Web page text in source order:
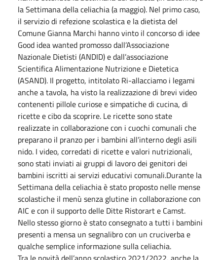
la Settimana della celiachia (a maggio). Nel primo caso,
il servizio di refezione scolastica e la dietista del
Comune Gianna Marchi hanno vinto il concorso di idee
Good idea wanted promosso dall’Associazione
Nazionale Dietisti (ANDID) e dall’associazione
Scientifica Alimentazione Nutrizione e Dietetica
(ASAND). Il progetto, intitolato Ri-allacciamo i legami
anche a tavola, ha visto la realizzazione di brevi video
contenenti pillole curiose e simpatiche di cucina, di
ricette e cibo da scoprire. Le ricette sono state
realizzate in collaborazione con i cuochi comunali che
preparano il pranzo per i bambini all’interno degli asili
nido. I video, corredati di ricette e valori nutrizionali,
sono stati inviati ai gruppi di lavoro dei genitori dei
bambini iscritti ai servizi educativi comunali.Durante la
Settimana della celiachia è stato proposto nelle mense
scolastiche il menù senza glutine in collaborazione con
AIC e con il supporto delle Ditte Ristorart e Camst.
Nello stesso giorno è stato consegnato a tutti i bambini
presenti a mensa un segnalibro con un cruciverba e
qualche semplice informazione sulla celiachia.